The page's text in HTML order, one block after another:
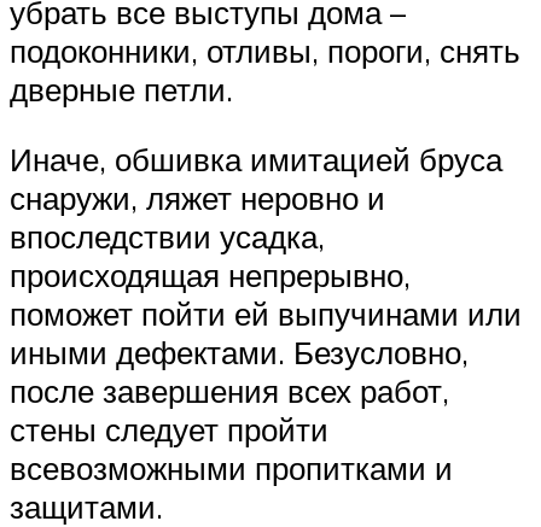
убрать все выступы дома –
подоконники, отливы, пороги, снять
дверные петли.
Иначе, обшивка имитацией бруса
снаружи, ляжет неровно и
впоследствии усадка,
происходящая непрерывно,
поможет пойти ей выпучинами или
иными дефектами. Безусловно,
после завершения всех работ,
стены следует пройти
всевозможными пропитками и
защитами.